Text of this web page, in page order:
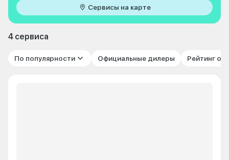
Сервисы на карте
4 сервиса
По популярности Официальные дилеры Рейтинг